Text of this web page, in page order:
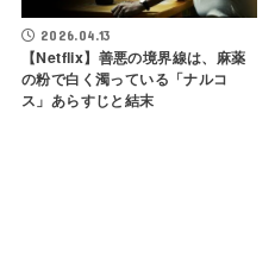
2026.04.13
【Netflix】善悪の境界線は、麻薬
の粉で白く濁っている「ナルコ
ス」あらすじと結末